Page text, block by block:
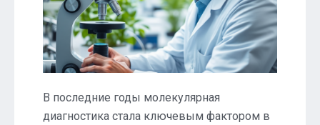
В последние годы молекулярная
диагностика стала ключевым фактором в